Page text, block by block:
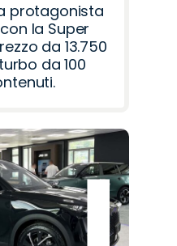
protagonista
la Super
da 13.750
da 100